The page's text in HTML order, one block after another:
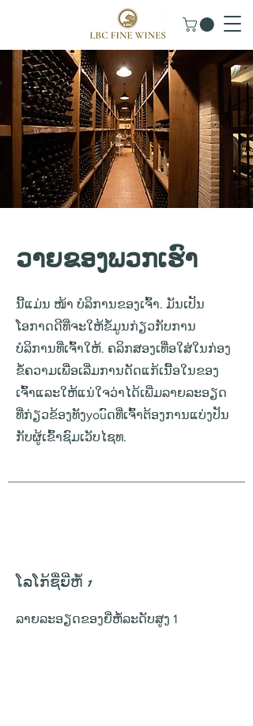
ວາຍຂອງພວກເຮົາ
ນີ້ແມ່ນ ໜ້າ ບໍລິການຂອງເຈົ້າ. ມັນເປັນ
ໂອກາດດີທີ່ຈະໃຫ້ຂໍ້ມູນກ່ຽວກັບການ
ບໍລິການທີ່ເຈົ້າໃຫ້. ຄລິກສອງເທື່ອໃສ່ໃນກ່ອງ
ຂໍ້ຄວາມເພື່ອເລີ່ມການດັດແກ້ເນື້ອໃນຂອງ
ເຈົ້າແລະໃຫ້ແນ່ໃຈວ່າໄດ້ເພີ່ມລາຍລະອຽດ
ທີ່ກ່ຽວຂ້ອງທັງyouົດທີ່ເຈົ້າຕ້ອງການແບ່ງປັນ
ກັບຜູ້ເຂົ້າຊົມເວັບໄຊທ.
ໂລໂກ້ຊື່ຍີ່ຫໍ້ 1
ລາຍ​ລະ​ອຽດ​ຂອງ​ຍີ່​ຫໍ້​ລະ​ດັບ​ສູງ 1​